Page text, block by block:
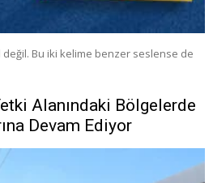
Bu iki kelime benzer seslense de
Alanındaki Bölgelerde
Devam Ediyor